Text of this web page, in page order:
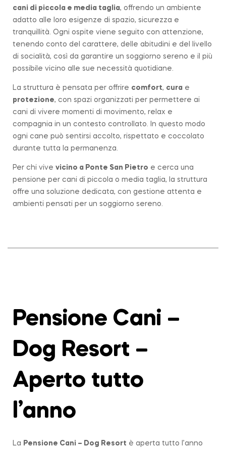
cani di piccola e media taglia, offrendo un ambiente
adatto alle loro esigenze di spazio, sicurezza e
tranquillità. Ogni ospite viene seguito con attenzione,
tenendo conto del carattere, delle abitudini e del livello
di socialità, così da garantire un soggiorno sereno e il più
possibile vicino alle sue necessità quotidiane.
La struttura è pensata per offrire comfort, cura e
protezione, con spazi organizzati per permettere ai
cani di vivere momenti di movimento, relax e
compagnia in un contesto controllato. In questo modo
ogni cane può sentirsi accolto, rispettato e coccolato
durante tutta la permanenza.
Per chi vive vicino a Ponte San Pietro e cerca una
pensione per cani di piccola o media taglia, la struttura
offre una soluzione dedicata, con gestione attenta e
ambienti pensati per un soggiorno sereno.
Pensione Cani –
Dog Resort –
Aperto tutto
l’anno
La Pensione Cani – Dog Resort è aperta tutto l’anno